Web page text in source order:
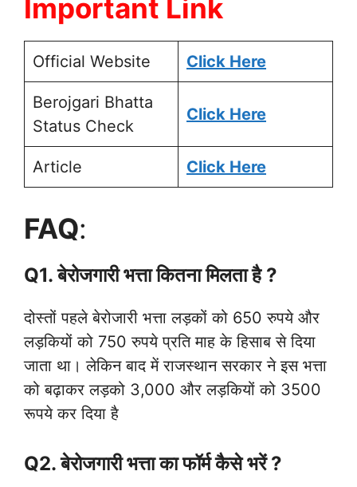
Important Link
Official Website Click Here
Berojgari Bhatta
Status Check
Click Here
Article Click Here
FAQ:
Q1. बेरोजगारी भत्ता कितना मिलता है ?
दोस्तों पहले बेरोजारी भत्ता लड़कों को 650 रुपये और
लड़कियों को 750 रुपये प्रति माह के हिसाब से दिया
जाता था। लेकिन बाद में राजस्थान सरकार ने इस भत्ता
को बढ़ाकर लड़को 3,000 और लड़कियों को 3500
रूपये कर दिया है
Q2. बेरोजगारी भत्ता का फॉर्म कैसे भरें ?